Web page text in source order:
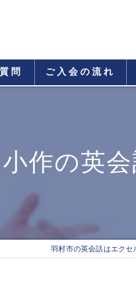
問 ご入会の流れ
作の英
羽村市の英会話はエク